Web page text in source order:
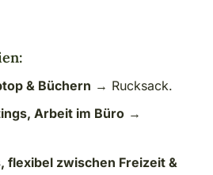
& Büchern → Rucksack.
Arbeit im Büro →
flexibel zwischen Freizeit &